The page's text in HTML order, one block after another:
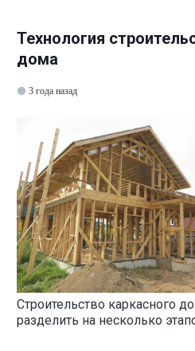
Технология
дома
3 года назад
Строительство каркасного
разделить на несколько